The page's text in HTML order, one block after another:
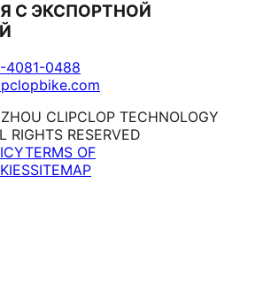
С ЭКСПОРТНОЙ
4081-0488
CLIPCLOP TECHNOLOGY
RIGHTS RESERVED
TERMS OF
SITEMAP